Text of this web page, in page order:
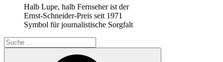
Halb Lupe, halb Fernseher ist der
Ernst-Schneider-Preis seit 1971
Symbol für journalistische Sorgfalt
Suche
nach: